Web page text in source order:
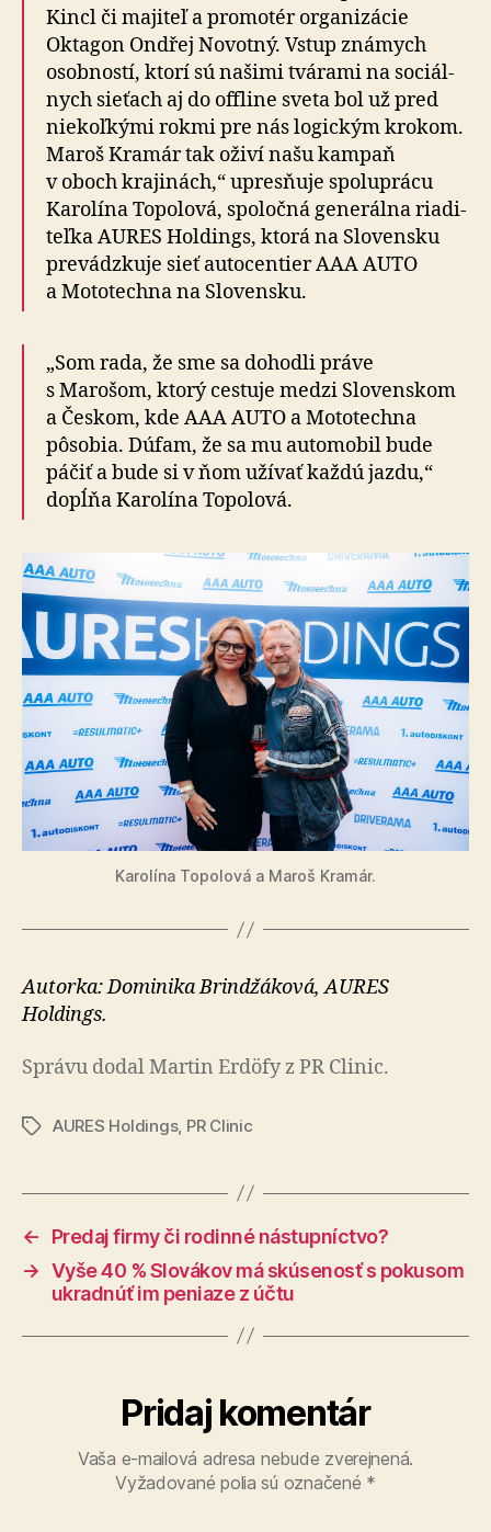
Kincl či majiteľ a pro­mo­tér orga­ni­zá­cie
Oktagon Ondřej Novotný. Vstup známych
osobností, ktorí sú našimi tvárami na so­ciál­
nych sieťach aj do off­line sveta bol už pred
nie­koľ­kými rokmi pre nás logickým krokom.
Maroš Kramár tak oživí našu kampaň
v oboch krajinách,“ upresňuje spo­lu­prá­cu
Karolína Topolová, spo­loč­ná ge­ne­rál­na ria­di­
teľ­ka AURES Holdings, ktorá na Slo­ven­sku
pre­vádz­ku­je sieť auto­centier AAA AUTO
a Mo­to­tech­na na Slo­ven­sku.
„Som rada, že sme sa dohodli práve
s Marošom, ktorý cestuje medzi Slo­ven­skom
a Českom, kde AAA AUTO a Mo­to­tech­na
pôsobia. Dúfam, že sa mu auto­mo­bil bude
páčiť a bude si v ňom užívať každú jazdu,“
dopĺňa Karolína Topolová.
Karolína Topolová a Maroš Kramár.
Autorka: Dominika Brindžáková, AURES
Holdings.
Správu dodal Martin Erdöfy z PR Clinic.
ZnačkyAURES Holdings, PR Clinic
←
Predaj firmy či rodinné nástupníctvo?
→ Vyše 40 % Slovákov má skúsenosť s pokusom
ukradnúť im peniaze z účtu
Pridaj komentár
Vaša e-mailová adresa nebude zverejnená.
Vyžadované polia sú označené *